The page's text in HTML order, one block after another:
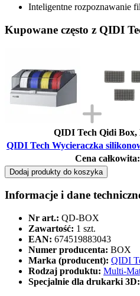
Inteligentne rozpoznawanie
Kupowane często z QIDI
QIDI Tech Qidi Box,
QIDI Tech Wycieraczka
Cena całkowita:
Dodaj produkty do koszyka
Informacje i dane
Nr art.: QD-BOX
Zawartość: 1 szt.
EAN: 674519883043
Numer producenta: BOX
Marka (producent): QIDI
Rodzaj produktu: Multi-
Specjalnie dla drukarki 3D: